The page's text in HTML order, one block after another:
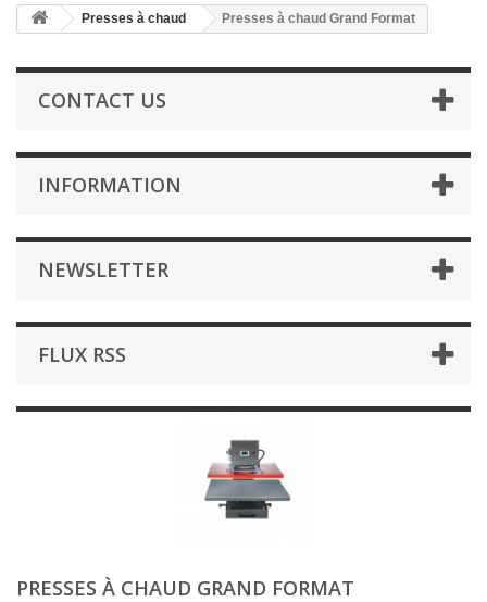
Presses à chaud Presses à chaud Grand Format
CONTACT US
INFORMATION
NEWSLETTER
FLUX RSS
PRESSES À CHAUD GRAND FORMAT